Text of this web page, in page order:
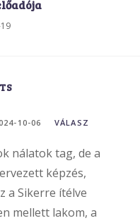
10-06 VÁLASZ
nálatok tag, de a
képzés,
a Sikerre ítélve
mellett lakom, a